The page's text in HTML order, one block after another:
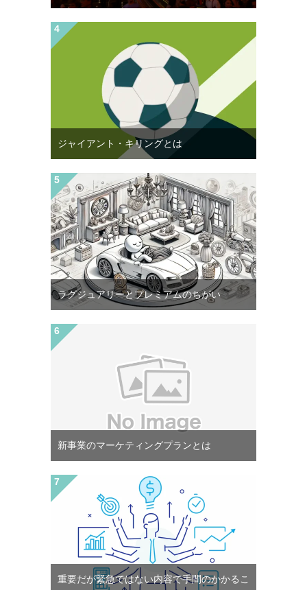
ジャイアント・キリングとは
ラグジュアリーとプレミアムのちがい
新事業のマーケティングプランとは
重要だが緊急ではない内容で手間のかかるこ